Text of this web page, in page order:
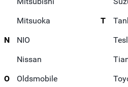
Mitsuoka
N
NIO
Nissan
O
Oldsmobile
T